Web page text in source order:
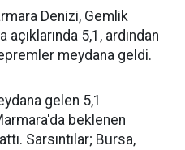
Denizi, Gemlik
5,1, ardından
meydana geldi.
gelen 5,1
beklenen
Sarsıntılar; Bursa,